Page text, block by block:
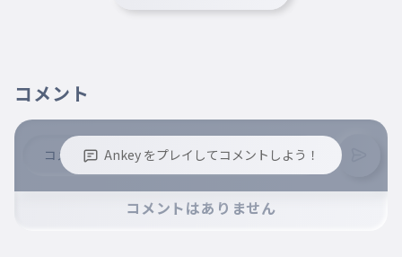
013
いつでも何時間でも遊べるんだって。いいな
コメント
Ankey をプレイしてコメントしよう！
※コメントするには、ログインが必要です。
コメントはありません